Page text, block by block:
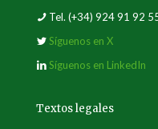
Tel. (+34) 924 91 92
Síguenos en X
Síguenos en LinkedIn
Textos legales